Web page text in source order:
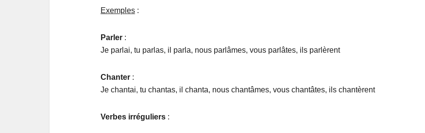
Exemples :
Parler :
Je parlai, tu parlas, il parla, nous parlâmes, vous parlâtes, ils parlèrent
Chanter :
Je chantai, tu chantas, il chanta, nous chantâmes, vous chantâtes, ils chantèrent
Verbes irréguliers :